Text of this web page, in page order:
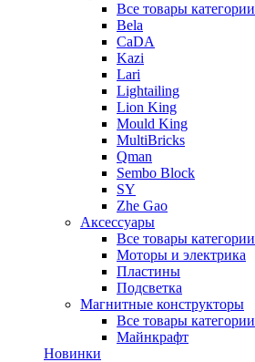
Все товары категории
Bela
CaDA
Kazi
Lari
Lightailing
Lion King
Mould King
MultiBricks
Qman
Sembo Block
SY
Zhe Gao
Аксессуары
Все товары категории
Моторы и электрика
Пластины
Подсветка
Магнитные конструкторы
Все товары категории
Майнкрафт
Новинки